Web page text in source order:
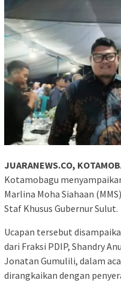
JUARANEWS.CO,
Kotamobagu
Marlina Moha Siahaan
Staf Khusus Gubernur Sulut.
Ucapan tersebut
dari Fraksi PDIP, Shandry
Jonatan Gumulili, dalam
dirangkaikan dengan